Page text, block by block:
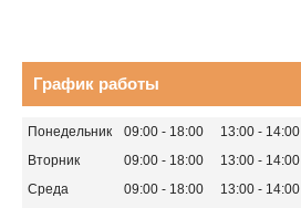
График работы
Понедельник 09:00 18:00 13:00
14:00
Вторник
09:00 18:00 13:00
14:00
Среда
09:00 18:00 13:00
14:00